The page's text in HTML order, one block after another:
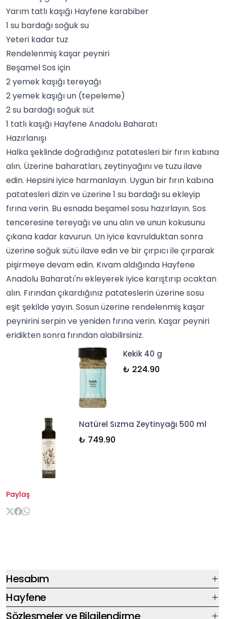
Yarım tatlı kaşığı Hayfene karabiber
1 su bardağı soğuk su
Yeteri kadar tuz
Rendelenmiş kaşar peyniri
Beşamel Sos için
2 yemek kaşığı tereyağı
2 yemek kaşığı un (tepeleme)
2 su bardağı soğuk süt
1 tatlı kaşığı HayfeneAnadolu Baharatı
Hazırlanışı
Halka şeklinde doğradığınız patatesleri bir fırın kabına
alın. Üzerine baharatları, zeytinyağını ve tuzu ilave
edin. Hepsini iyice harmanlayın. Uygun bir fırın kabına
patatesleri dizin ve üzerine 1 su bardağı su ekleyip
fırına verin. Bu esnada beşamel sosu hazırlayın. Sos
tenceresine tereyağı ve unu alın ve unun kokusunu
çıkana kadar kavurun. Un iyice kavrulduktan sonra
üzerine soğuk sütü ilave edin ve bir çırpıcı ile çırparak
pişirmeye devam edin. Kıvam aldığında Hayfene
Anadolu Baharatı'nı ekleyerek iyice karıştırıp ocaktan
alın. Fırından çıkardığınız patateslerin üzerine sosu
eşit şekilde yayın. Sosun üzerine rendelenmiş kaşar
peynirini serpin ve yeniden fırına verin. Kaşar peyniri
eridikten sonra fırından alabilirsiniz.
Kekik 40 g
₺ 224.90
Natürel Sızma Zeytinyağı 500 ml
₺ 749.90
Paylaş
Hesabım
Hayfene
Sözleşmeler ve Bilgilendirme